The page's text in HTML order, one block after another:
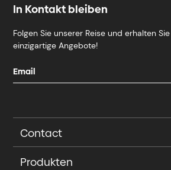
In Kontakt bleiben
Folgen Sie unserer Reise und erhalten
einzigartige Angebote!
Contact
Produkten